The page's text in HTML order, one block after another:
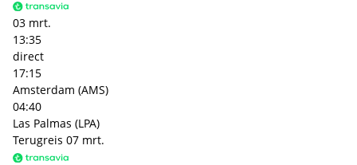
03 mrt.
13:35
direct
17:15
Amsterdam (AMS)
04:40
Las Palmas (LPA)
Terugreis 07 mrt.